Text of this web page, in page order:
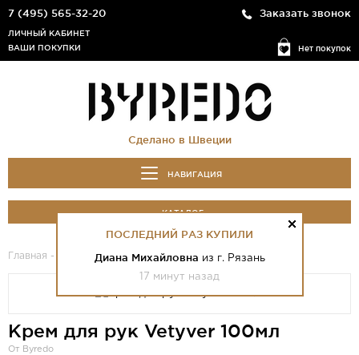
7 (495) 565-32-20 Заказать звонок
Нет покупок
ЛИЧНЫЙ КАБИНЕТ
ВАШИ ПОКУПКИ
Сделано в Швеции
НАВИГАЦИЯ
КАТАЛОГ
Главная - Каталог - Крем для рук Vetyver 100мл
ПОСЛЕДНИЙ РАЗ КУПИЛИ
Диана Михайловна из г. Рязань
17 минут назад
Крем для рук Vetyver 100мл
От Byredo